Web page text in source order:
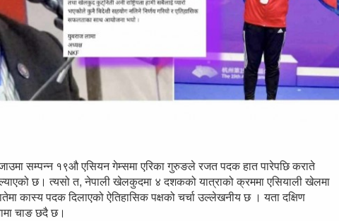
सम्पन्न १९औ एसियन गेम्समा एरिका गुरुङले रजत पदक हात पारेपछि कराते
छ। त्यसो त, नेपाली खेलकुदमा ४ दशकको यात्राको क्रममा एसियाली खेलमा
कास्य पदक दिलाएको ऐतिहासिक पक्षको चर्चा उल्लेखनीय छ । यता दक्षिण
चाङ छदै छ।